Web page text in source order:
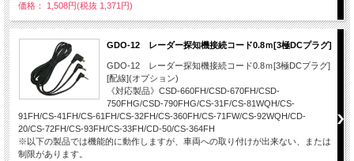
価格： 1,508円(税抜 1,371円)
GDO-12 レーダー探知機接続コード0.8ｍ[3極DCプラグ]
GDO-12 レーダー探知機接続コード0.8ｍ[3極DCプラグ]
[配線](オプション)
《対応製品》CSD-660FH/CSD-670FH/CSD-
750FHG/CSD-790FHG/CS-31F/CS-81WQH/CS-
91FH/CS-41FH/CS-61FH/CS-32FH/CS-360FH/CS-71FW/CS-92WQH/CD-
20/CS-72FH/CS-93FH/CS-33FH/CD-50/CS-364FH
※以下の製品では機能的に動作しますが、車両への取り付けが出来ない、または
制限があります。